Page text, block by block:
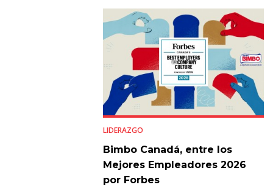
LIDERAZGO
Bimbo Canadá, entre los
Mejores Empleadores 2026
por Forbes